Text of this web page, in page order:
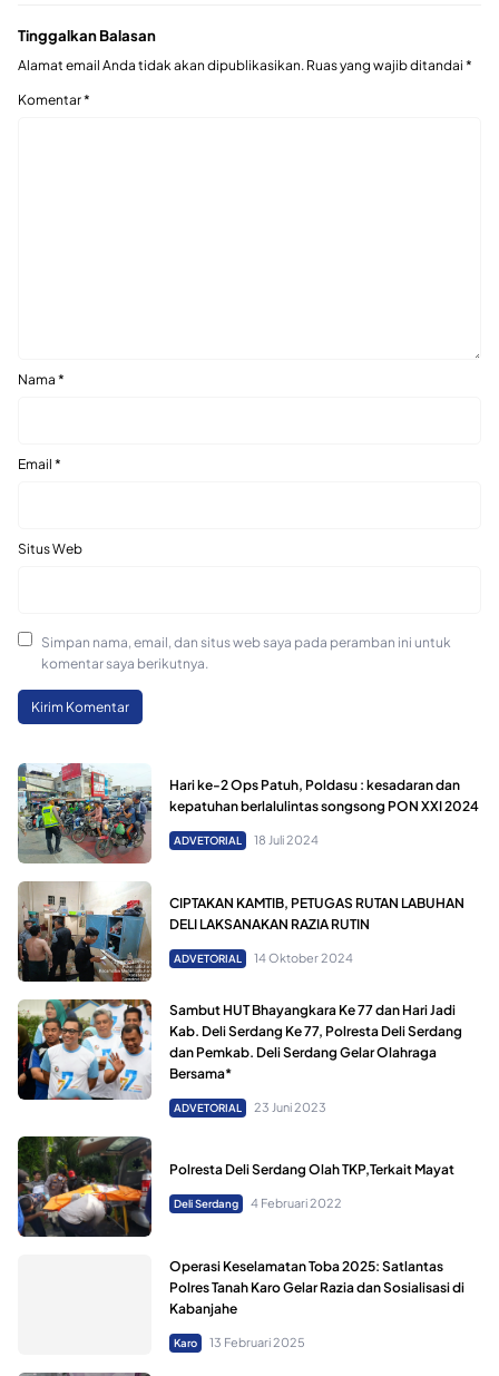
Tinggalkan Balasan
Alamat email Anda tidak akan dipublikasikan. Ruas yang wajib ditandai *
Komentar*
Nama *
Email *
Situs Web
Simpan nama, email, dan situs web saya pada peramban ini untuk
komentar saya berikutnya.
Hari ke-2 Ops Patuh, Poldasu : kesadaran dan
kepatuhan berlalulintas songsong PON XXI 2024
ADVETORIAL 18 Juli 2024
CIPTAKAN KAMTIB, PETUGAS RUTAN LABUHAN
DELI LAKSANAKAN RAZIA RUTIN
ADVETORIAL 14 Oktober 2024
Sambut HUT Bhayangkara Ke 77 dan Hari Jadi
Kab. Deli Serdang Ke 77, Polresta Deli Serdang
dan Pemkab. Deli Serdang Gelar Olahraga
Bersama*
ADVETORIAL 23 Juni 2023
Polresta Deli Serdang Olah TKP,Terkait Mayat
Deli Serdang 4 Februari 2022
Operasi Keselamatan Toba 2025: Satlantas
Polres Tanah Karo Gelar Razia dan Sosialisasi di
Kabanjahe
Karo 13 Februari 2025